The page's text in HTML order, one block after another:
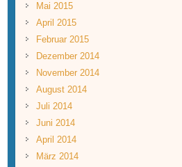
Mai 2015
April 2015
Februar 2015
Dezember 2014
November 2014
August 2014
Juli 2014
Juni 2014
April 2014
März 2014